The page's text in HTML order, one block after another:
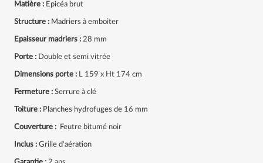
Matière : Epicéa brut
Structure : Madriers à emboiter
Epaisseur madriers : 28 mm
Porte : Double et semi vitrée
Dimensions porte : L 159 x Ht 174 cm
Fermeture : Serrure à clé
Toiture : Planches hydrofuges de 16 mm
Couverture : Feutre bitumé noir
Inclus : Grille d'aération